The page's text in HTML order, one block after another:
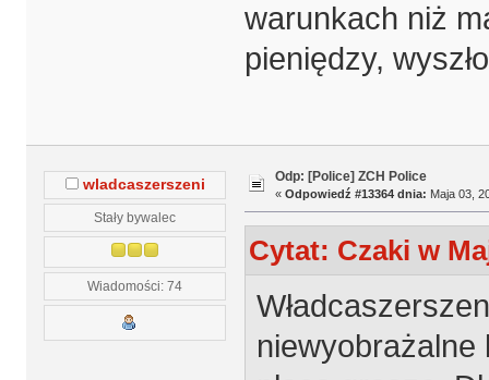
warunkach niż
pieniędzy,
wladcaszerszeni
Stały bywalec
Wiadomości: 74
Odp: [Police] ZCH Police
« Odpowiedź #13364 dnia: Maja 03,
Cytat: Czaki w
niewyobrażalne